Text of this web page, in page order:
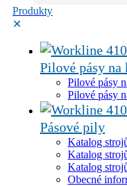
Produkty
✕
Pilové pásy na
Pilové pásy
Pilové pásy
Pásové pily
Katalog
Katalog
Katalog
Obecné